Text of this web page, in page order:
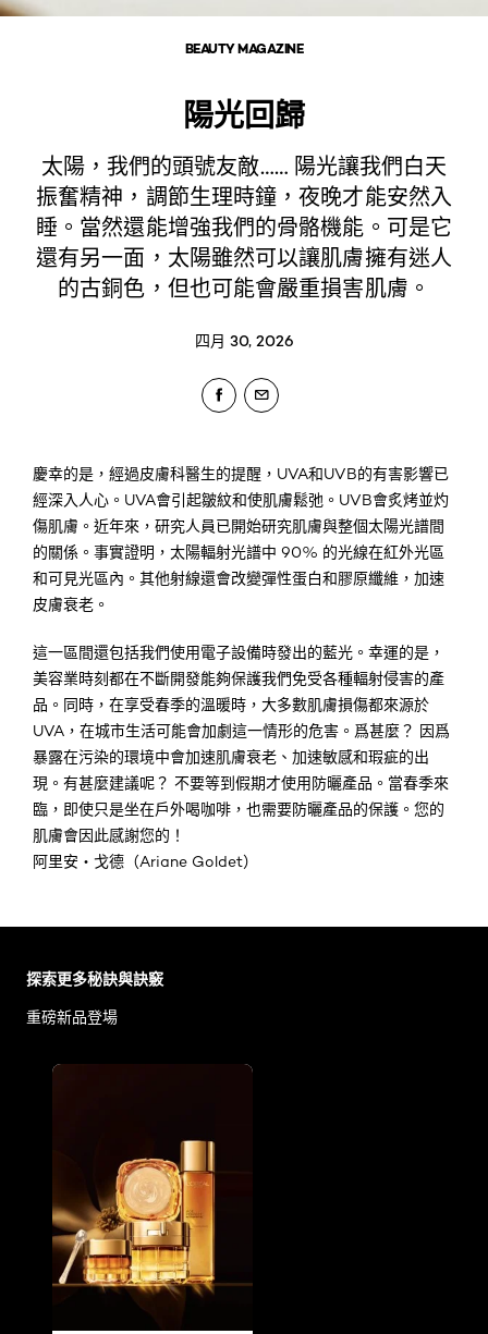
BEAUTY MAGAZINE
陽光回歸
太陽，我們的頭號友敵…… 陽光讓我們白天
振奮精神，調節生理時鐘，夜晚才能安然入
睡。當然還能增強我們的骨骼機能。可是它
還有另一面，太陽雖然可以讓肌膚擁有迷人
的古銅色，但也可能會嚴重損害肌膚。
四月 30, 2026
慶幸的是，經過皮膚科醫生的提醒，UVA和UVB的有害影響已
經深入人心。UVA會引起皺紋和使肌膚鬆弛。UVB會炙烤並灼
傷肌膚。近年來，研究人員已開始研究肌膚與整個太陽光譜間
的關係。事實證明，太陽輻射光譜中 90% 的光線在紅外光區
和可見光區內。其他射線還會改變彈性蛋白和膠原纖維，加速
皮膚衰老。
這一區間還包括我們使用電子設備時發出的藍光。幸運的是，
美容業時刻都在不斷開發能夠保護我們免受各種輻射侵害的產
品。同時，在享受春季的溫暖時，大多數肌膚損傷都來源於
UVA，在城市生活可能會加劇這一情形的危害。爲甚麼？ 因爲
暴露在污染的環境中會加速肌膚衰老、加速敏感和瑕疵的出
現。有甚麼建議呢？ 不要等到假期才使用防曬產品。當春季來
臨，即使只是坐在戶外喝咖啡，也需要防曬產品的保護。您的
肌膚會因此感謝您的！
阿里安‧戈德（Ariane Goldet）
探索更多秘訣與訣竅
重磅新品登場